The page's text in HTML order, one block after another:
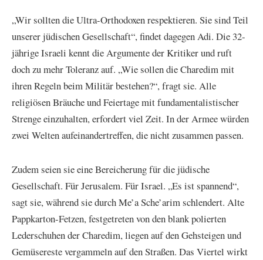
„Wir sollten die Ultra-Orthodoxen respektieren. Sie sind Teil
unserer jüdischen Gesellschaft“, findet dagegen Adi. Die 32-
jährige Israeli kennt die Argumente der Kritiker und ruft
doch zu mehr Toleranz auf. „Wie sollen die Charedim mit
ihren Regeln beim Militär bestehen?“, fragt sie. Alle
religiösen Bräuche und Feiertage mit fundamentalistischer
Strenge einzuhalten, erfordert viel Zeit. In der Armee würden
zwei Welten aufeinandertreffen, die nicht zusammen passen.
Zudem seien sie eine Bereicherung für die jüdische
Gesellschaft. Für Jerusalem. Für Israel. „Es ist spannend“,
sagt sie, während sie durch Me’a Sche’arim schlendert. Alte
Pappkarton-Fetzen, festgetreten von den blank polierten
Lederschuhen der Charedim, liegen auf den Gehsteigen und
Gemüsereste vergammeln auf den Straßen. Das Viertel wirkt